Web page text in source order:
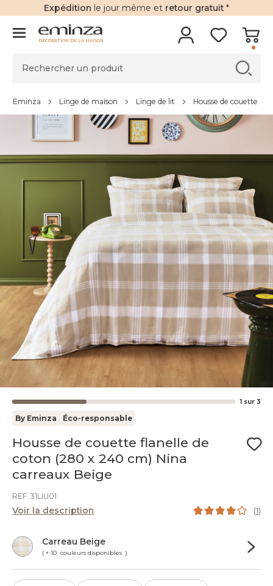
Expédition le jour même et retour gratuit *
DÉCORATION DE LA MAISON
Eminza Linge de maison Linge de lit Housse de couette
1 sur 3
By Eminza Éco-responsable
Housse de couette flanelle de
coton (280 x 240 cm) Nina
carreaux Beige
REF. 31LIU01
Voir la description (1)
Carreau Beige
( + 10 couleurs disponibles )